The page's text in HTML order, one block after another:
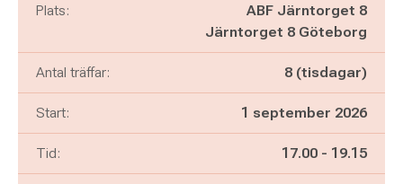
Plats:
ABF Järntorget 8
Järntorget 8 Göteborg
Antal träffar: 8 (tisdagar)
Start: 1 september 2026
Tid: Pågår mellan
17.00 - och
19.15